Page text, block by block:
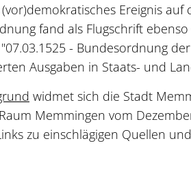
Ereignis
fand als Flugschrift
- Bundesordnung
Ausgaben in Staats- und
widmet sich die Stadt
Memmingen vom
zu einschlägigen Quellen